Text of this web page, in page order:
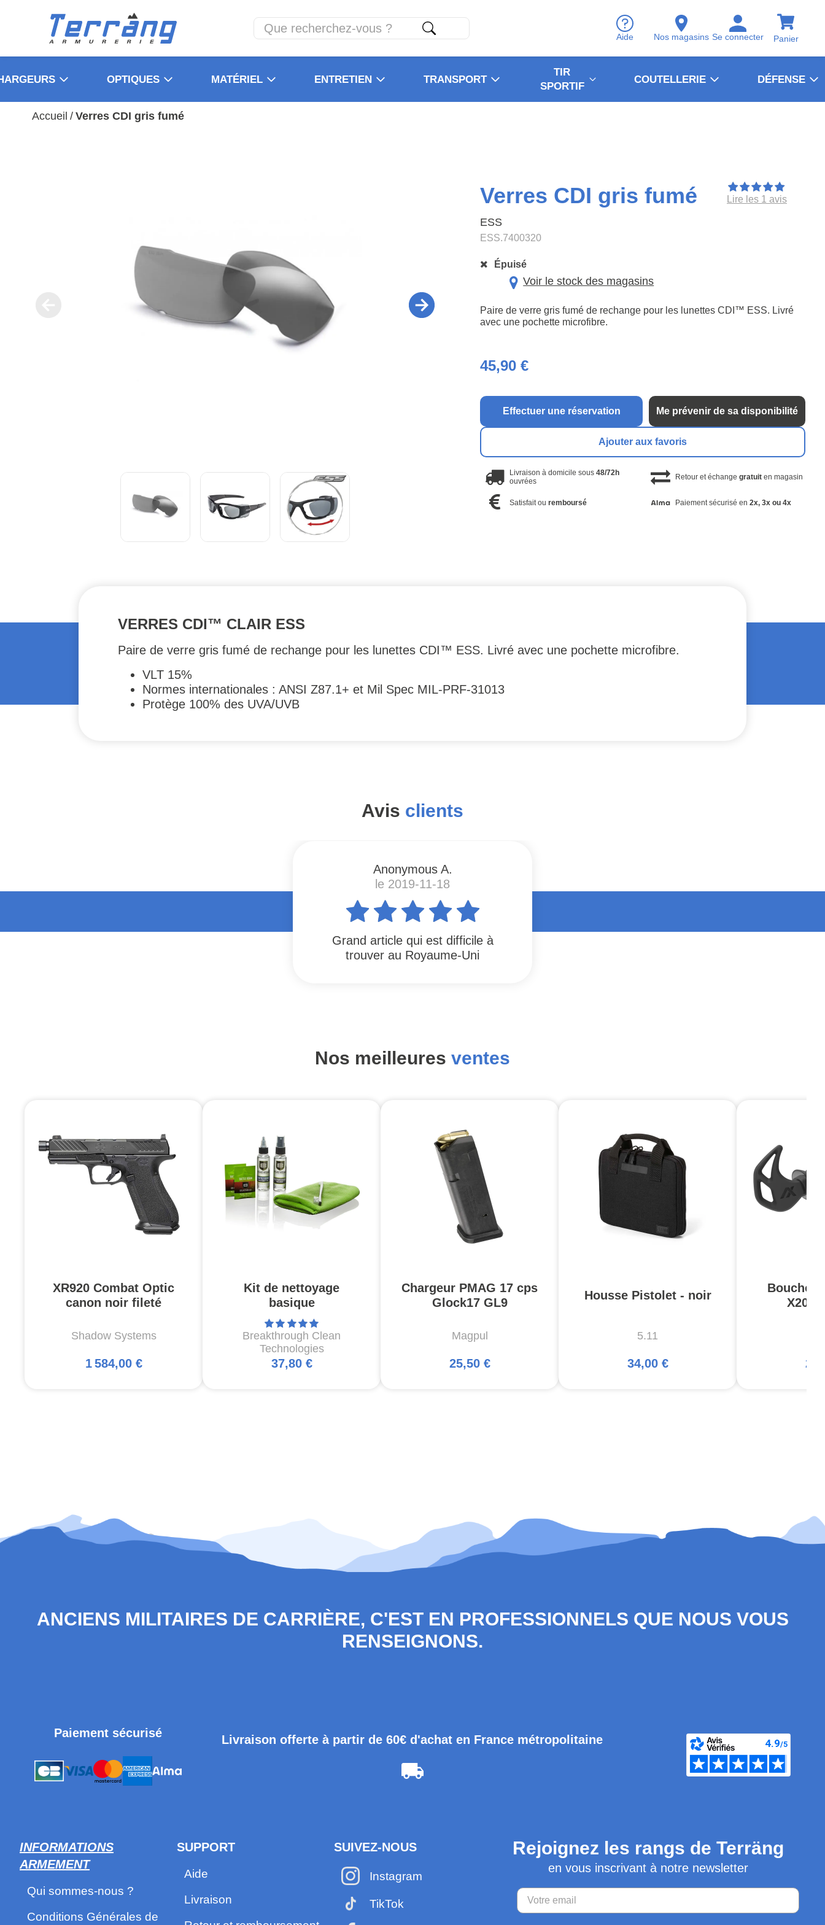
Aide Nos magasins Se connecter Panier
OPTIQUES MATÉRIEL ENTRETIEN TRANSPORT
TIR
SPORTIF
COUTELLERIE DÉFENSE
Accueil / Verres CDI gris fumé
Verres CDI gris fumé
ESS
ESS.7400320
Lire les 1 avis
Épuisé
Voir le stock des magasins
Paire de verre gris fumé de rechange pour les lunettes CDI™ ESS. Livré
avec une pochette microfibre.
45,90 €
Effectuer une réservation Me prévenir de sa disponibilité
Ajouter aux favoris
Livraison à domicile sous48/72h
ouvrées
Retour et échange gratuiten magasin
Satisfait ouremboursé Paiement sécurisé en 2x, 3x ou 4x
VERRES CDI™ CLAIR ESS
Paire de verre gris fumé de rechange pour les lunettes CDI™ ESS. Livré avec une pochette microfibre.
VLT 15%
Normes internationales : ANSI Z87.1+ et Mil Spec MIL-PRF-31013
Protège 100% des UVA/UVB
Avis clients
Anonymous A.
le 2019-11-18
Grand article qui est difficile à
trouver au Royaume-Uni
Nos meilleures ventes
XR920 Combat Optic
canon noir fileté
Shadow Systems
1 584,00 €
Kit de nettoyage
basique
Breakthrough Clean
Technologies
37,80 €
Chargeur PMAG 17 cps
Glock17 GL9
Magpul
25,50 €
Housse Pistolet - noir
5.11
34,00 €
X20
ANCIENS MILITAIRES DE CARRIÈRE, C'EST EN PROFESSIONNELS QUE NOUS VOUS
RENSEIGNONS.
Paiement sécurisé Livraison offerte à partir de 60€ d'achat en France métropolitaine
INFORMATIONS
ARMEMENT
Qui sommes-nous ?
Conditions Générales de
SUPPORT
Aide
Livraison
SUIVEZ-NOUS
Instagram
TikTok
Rejoignez les rangs de Terräng
en vous inscrivant à notre newsletter